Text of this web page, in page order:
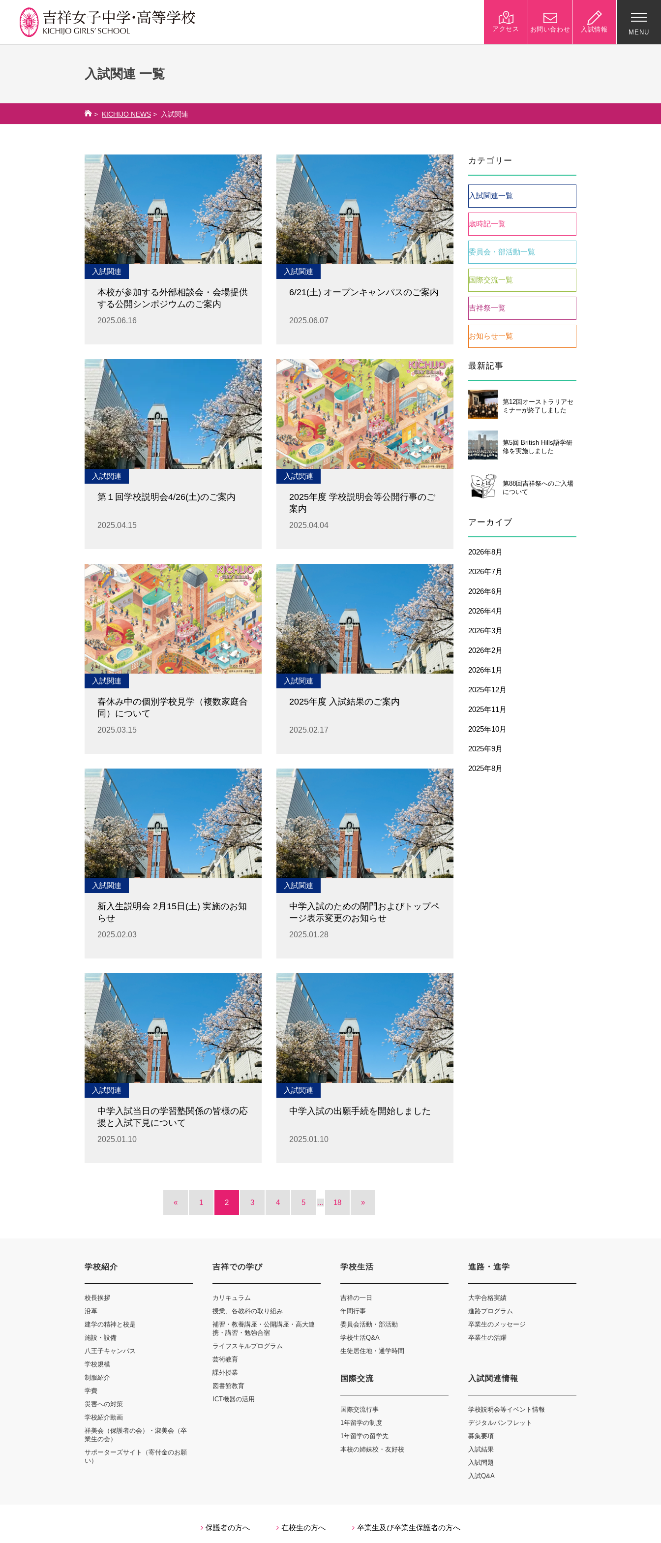
アクセス お問い合わせ 入試情報 MENU
学校紹介
沿革
八王子キャンパス
災害への対策
学校紹介動画
祥美会（保護者の会）・
淑美会（卒業生の会）
サポーターズサイト（寄
吉祥での学び
授業、各教科の取り組み
課外授業
図書館教育
ICT機器の活用
年間行事
学校生活Q&A
生徒居住地・通学時間
進路プログラム
卒業生の活躍
1年留学の制度
本校の姉妹校・友好校
入試結果
入試問題
入試Q&A
卒業生及び卒業生保護者の方へ KICHIJO NEWS アクセス お問い合わせ 個人情報保護について
入試関連 一覧
> KICHIJO NEWS > 入試関連
入試関連
本校が参加する外部相談会・会場提供
する公開シンポジウムのご案内
2025.06.16
入試関連
6/21(土) オープンキャンパスのご案内
2025.06.07
入試関連
第１回学校説明会4/26(土)のご案内
2025.04.15
入試関連
2025年度 学校説明会等公開行事のご
案内
2025.04.04
入試関連
春休み中の個別学校見学（複数家庭合
同）について
2025.03.15
入試関連
2025年度 入試結果のご案内
2025.02.17
入試関連
新入生説明会 2月15日(土) 実施のお知
らせ
2025.02.03
入試関連
中学入試のための閉門およびトップペ
ージ表示変更のお知らせ
2025.01.28
入試関連
中学入試当日の学習塾関係の皆様の応
援と入試下見について
2025.01.10
入試関連
中学入試の出願手続を開始しました
2025.01.10
« 1 2 3 4 5 … 18 »
カテゴリー
入試関連一覧
歳時記一覧
委員会・部活動一覧
国際交流一覧
吉祥祭一覧
お知らせ一覧
最新記事
第12回オーストラリアセ
ミナーが終了しました
第5回 British Hills語学研
修を実施しました
第88回吉祥祭へのご入場
について
アーカイブ
2026年8月
2026年7月
2026年6月
2026年4月
2026年3月
2026年2月
2026年1月
2025年12月
2025年11月
2025年10月
2025年9月
2025年8月
学校紹介
校長挨拶
沿革
建学の精神と校是
施設・設備
八王子キャンパス
学校規模
制服紹介
学費
災害への対策
学校紹介動画
祥美会（保護者の会）・淑美会（卒
業生の会）
サポーターズサイト（寄付金のお願
い）
吉祥での学び
カリキュラム
授業、各教科の取り組み
補習・教養講座・公開講座・高大連
携・講習・勉強合宿
ライフスキルプログラム
芸術教育
課外授業
図書館教育
ICT機器の活用
学校生活
吉祥の一日
年間行事
委員会活動・部活動
学校生活Q&A
生徒居住地・通学時間
進路・進学
大学合格実績
進路プログラム
卒業生のメッセージ
卒業生の活躍
国際交流
国際交流行事
1年留学の制度
1年留学の留学先
本校の姉妹校・友好校
入試関連情報
学校説明会等イベント情報
デジタルパンフレット
募集要項
入試結果
入試問題
入試Q&A
保護者の方へ 在校生の方へ 卒業生及び卒業生保護者の方へ